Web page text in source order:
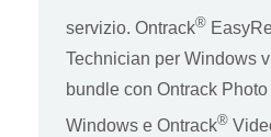
servizio. Ontrack®
Technician per Windows
bundle con Ontrack
Windows e Ontrack®